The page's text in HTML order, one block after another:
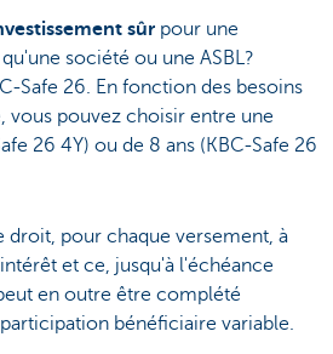
sûr pour une
société ou une ASBL?
Safe 26. En fonction des besoins
vous pouvez choisir entre une
26 4Y) ou de 8 ans (KBC-Safe 26
droit, pour chaque versement, à
et ce, jusqu'à l'échéance
en outre être complété
bénéficiaire variable.